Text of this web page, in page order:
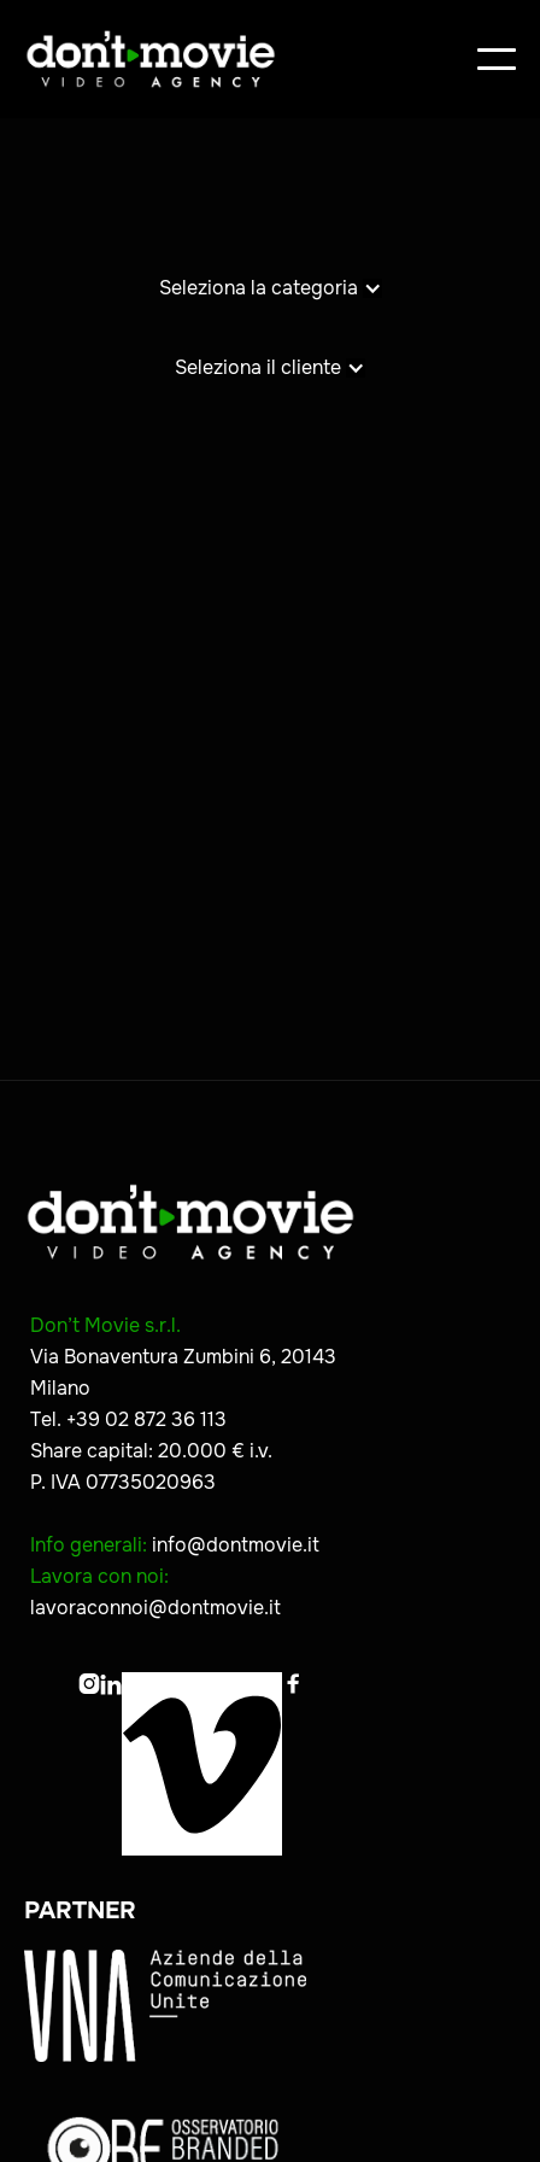
Seleziona la categoria
Seleziona il cliente
Don’t Movie s.r.l.
Via Bonaventura Zumbini 6, 20143
Milano
Tel. +39 02 872 36 113
Share capital: 20.000 € i.v.
P. IVA 07735020963
Info generali: info@dontmovie.it
Lavora con noi:
lavoraconnoi@dontmovie.it
 
PARTNER